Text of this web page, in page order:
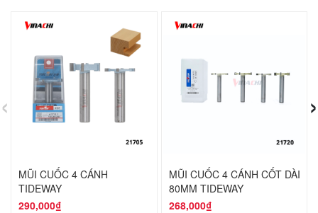
MŨI CUỐC 4 CÁNH
TIDEWAY
290,000₫
MŨI CUỐC 4 CÁNH CỐT DÀI
80MM TIDEWAY
268,000₫
‹ ›